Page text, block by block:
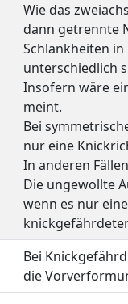
Wie das
dann getrennte
Schlankheiten
unterschiedlich
Insofern wäre
meint.
Bei
nur eine
In anderen
Die ungewollte
wenn es nur
Bei
die